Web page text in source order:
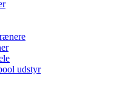
udstyr